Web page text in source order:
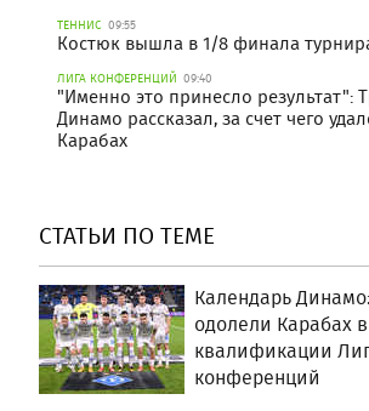
ТЕННИС 09:55
Костюк вышла в 1/8 финала
ЛИГА КОНФЕРЕНЦИЙ 09:40
"Именно это принесло результат":
Динамо рассказал, за счет чего
Карабах
СТАТЬИ ПО ТЕМЕ
Календарь
одолели Карабах
квалификации
конференций